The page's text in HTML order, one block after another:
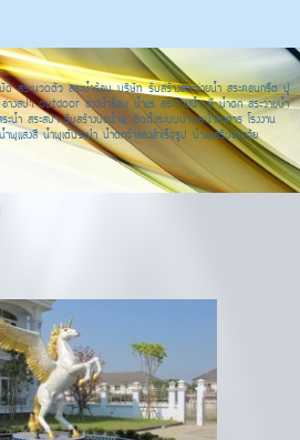
ด สระนวดตัว สระน้ำร้อน บริษัท รับสร้างสระว่ายน้ำ สระคอนกรีต ปู
อ่างสปา outdoor อ่างน้ำร้อน น้ำแร่ สระว่ายน้ำ มี น้ำตก สระว่ายน้ำ
น้ำ สระสปา รับสร้างบ่อน้ำพุ ติดตั้งระบบน้ำพุหน้าอาคาร โรงงาน
แสงสี น้ำพุเต้นระบำ น้ำตกจำลองสำเร็จรูป น้ำพุเสริมฮวงจุ้ย